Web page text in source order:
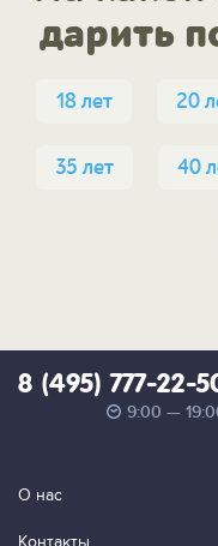
дарить
18 лет 20
35 лет 40
8 (495) 777-22-
9:00 —
О нас